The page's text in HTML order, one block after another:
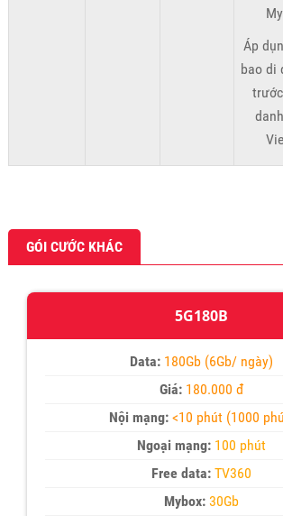
Áp
bao di
GÓI CƯỚC KHÁC
5G180B
Data: 180Gb (6Gb/ ngày)
Giá: 180.000 đ
Nội mạng: <10 phút (1000
Ngoại mạng: 100 phút
Free data: TV360
Mybox: 30Gb